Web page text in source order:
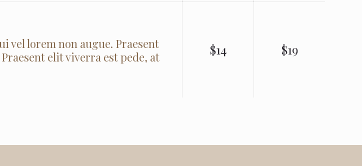
vel lorem non augue. Praesent
elit viverra est pede, at
$14 $19